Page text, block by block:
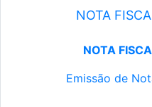
NOTA
NOTA
Emissão de